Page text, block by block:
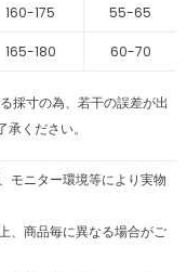
160-175 55-65
165-180 60-70
採寸の為、若干の誤差が出
ください。
モニター環境等により実物
、商品毎に異なる場合がご